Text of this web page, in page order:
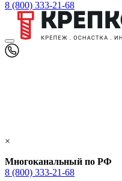
8 (800) 333-21-68
×
Многоканальный по РФ
8 (800) 333‑21-68